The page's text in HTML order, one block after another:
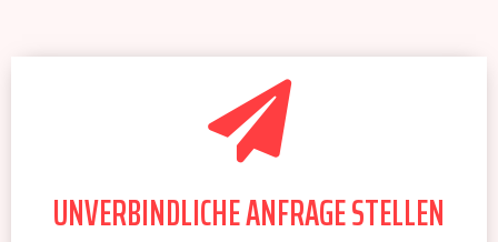
UNVERBINDLICHE ANFRAGE STELLEN